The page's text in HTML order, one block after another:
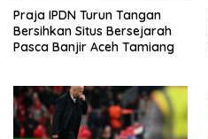
Praja IPDN Turun Tangan
Bersihkan Situs Bersejarah
Pasca Banjir Aceh Tamiang